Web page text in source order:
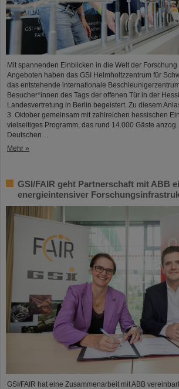
Mit spannenden Einblicken in die Welt der
Angeboten haben das GSI Helmholtzzentrum für
das entstehende internationale
Besucher*innen des Tags der offenen Tür in der
Landesvertretung in Berlin begeistert. Zu diesem
3. Oktober gemeinsam mit zahlreichen hessischen
vielseitiges Programm, das rund 14.000 Gäste
Deutschen…
Mehr »
GSI/FAIR geht Partnerschaft mit ABB
energieintensiver
GSI/FAIR hat eine Zusammenarbeit mit ABB